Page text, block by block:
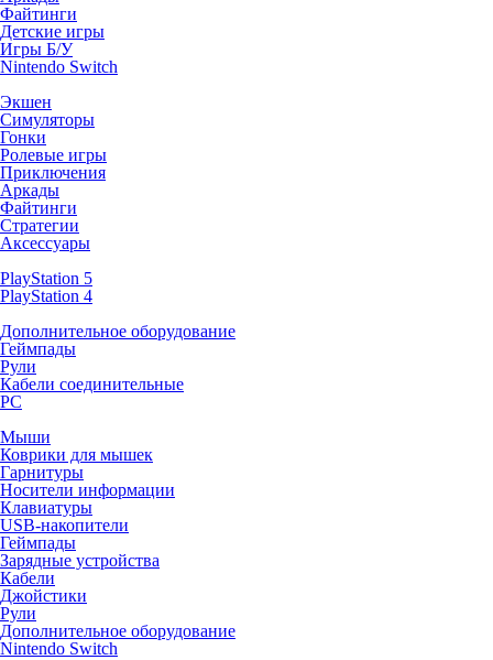
Файтинги
Детские игры
Игры Б/У
Nintendo Switch
Экшен
Симуляторы
Гонки
Ролевые игры
Приключения
Аркады
Файтинги
Стратегии
Аксессуары
PlayStation 5
PlayStation 4
Дополнительное оборудование
Геймпады
Рули
Кабели соединительные
PC
Мыши
Коврики для мышек
Гарнитуры
Носители информации
Клавиатуры
USB-накопители
Геймпады
Зарядные устройства
Кабели
Джойстики
Рули
Дополнительное оборудование
Nintendo Switch